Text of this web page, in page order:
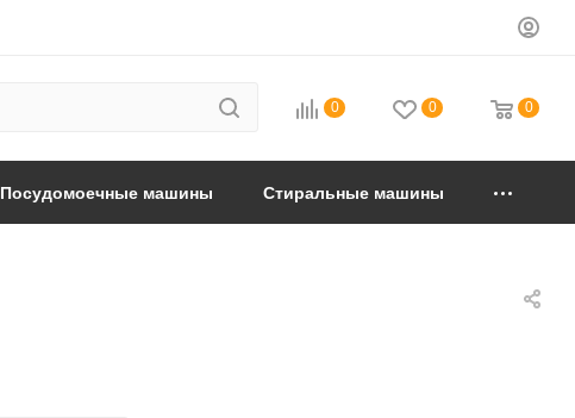
0 0 0
Посудомоечные машины Стиральные машины